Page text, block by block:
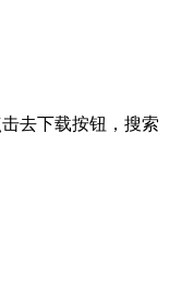
去下载按钮，搜索